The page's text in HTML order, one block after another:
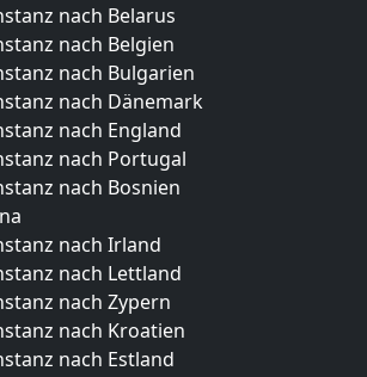
nach Belarus
nach Belgien
nach Bulgarien
nach Dänemark
nach England
nach Portugal
nach Bosnien
nach Irland
nach Lettland
nach Zypern
nach Kroatien
nach Estland